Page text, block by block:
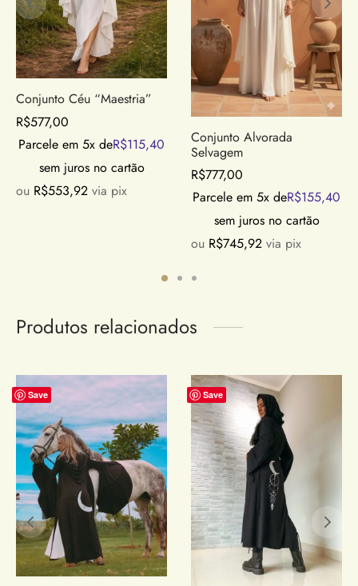
Conjunto Céu “Maestria”
R$577,00
Parcele em 5x deR$115,40
sem juros no cartão
ou R$553,92 via pix
Conjunto Alvorada
Selvagem
R$777,00
Parcele em 5x deR$155,40
sem juros no cartão
ou R$745,92 via pix
Produtos relacionados
Save Save